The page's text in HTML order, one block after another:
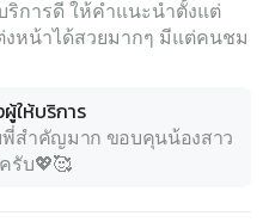
ริการดี ให้คำแนะนำตั้งแต่
งหน้าได้สวยมากๆ มีแต่คนชม
ให้บริการ
พี่สำคัญมาก ขอบคุนน้องสาว
รับ💖🥰